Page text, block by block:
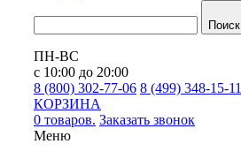
Поиск
ПН-ВС
с 10:00 до 20:00
8 (800) 302-77-06 8 (499) 348-15-11
КОРЗИНА
0 товаров. Заказать звонок
Меню